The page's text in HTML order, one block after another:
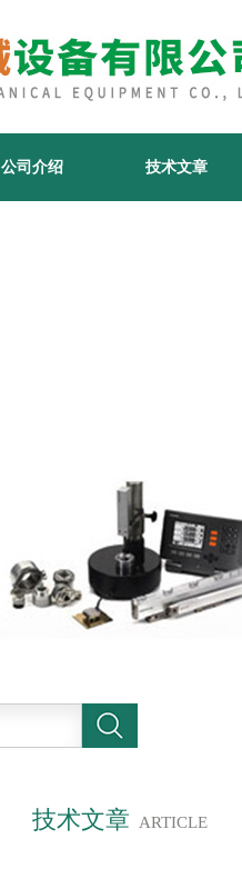
公司介绍 技术文章
技术文章 ARTICLE